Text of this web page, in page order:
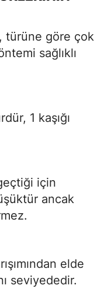
türüne göre çok
sağlıklı
1 kaşığı
için
ancak
elde
seviyededir.